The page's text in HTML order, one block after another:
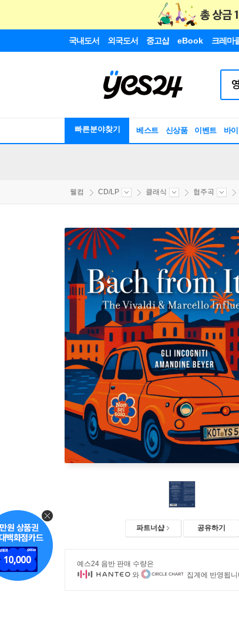
국내도서 외국도서 중고샵 eBook 크레마
빠른분야찾기 베스트 신상품 이벤트 바
웰컴 CD/LP 클래식 협주곡
파트너샵 공유하기
예스24 음반 판매 수량은
와
집계에 반영됩